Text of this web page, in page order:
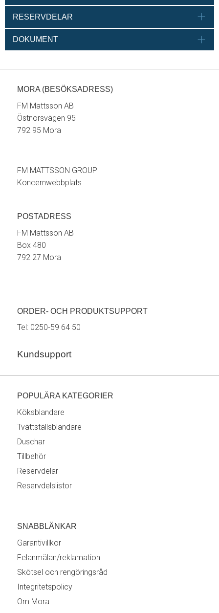
RESERVDELAR
DOKUMENT
MORA (BESÖKSADRESS)
FM Mattsson AB
Östnorsvägen 95
792 95 Mora
FM MATTSSON GROUP
Koncernwebbplats
POSTADRESS
FM Mattsson AB
Box 480
792 27 Mora
ORDER- OCH PRODUKTSUPPORT
Tel: 0250-59 64 50
Kundsupport
POPULÄRA KATEGORIER
Köksblandare
Tvättställsblandare
Duschar
Tillbehör
Reservdelar
Reservdelslistor
SNABBLÄNKAR
Garantivillkor
Felanmälan/reklamation
Skötsel och rengöringsråd
Integritetspolicy
Om Mora